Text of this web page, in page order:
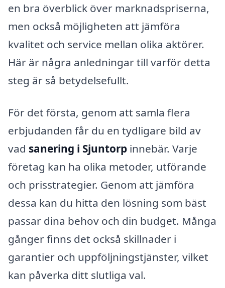
en bra överblick över marknadspriserna,
men också möjligheten att jämföra
kvalitet och service mellan olika aktörer.
Här är några anledningar till varför detta
steg är så betydelsefullt.
För det första, genom att samla flera
erbjudanden får du en tydligare bild av
vad sanering i Sjuntorp innebär. Varje
företag kan ha olika metoder, utförande
och prisstrategier. Genom att jämföra
dessa kan du hitta den lösning som bäst
passar dina behov och din budget. Många
gånger finns det också skillnader i
garantier och uppföljningstjänster, vilket
kan påverka ditt slutliga val.